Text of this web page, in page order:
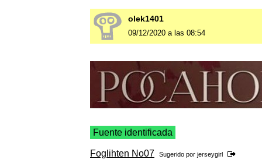
olek1401
09/12/2020 a las 08:54
Fuente identificada
Foglihten No07 Sugerido por jerseygirl